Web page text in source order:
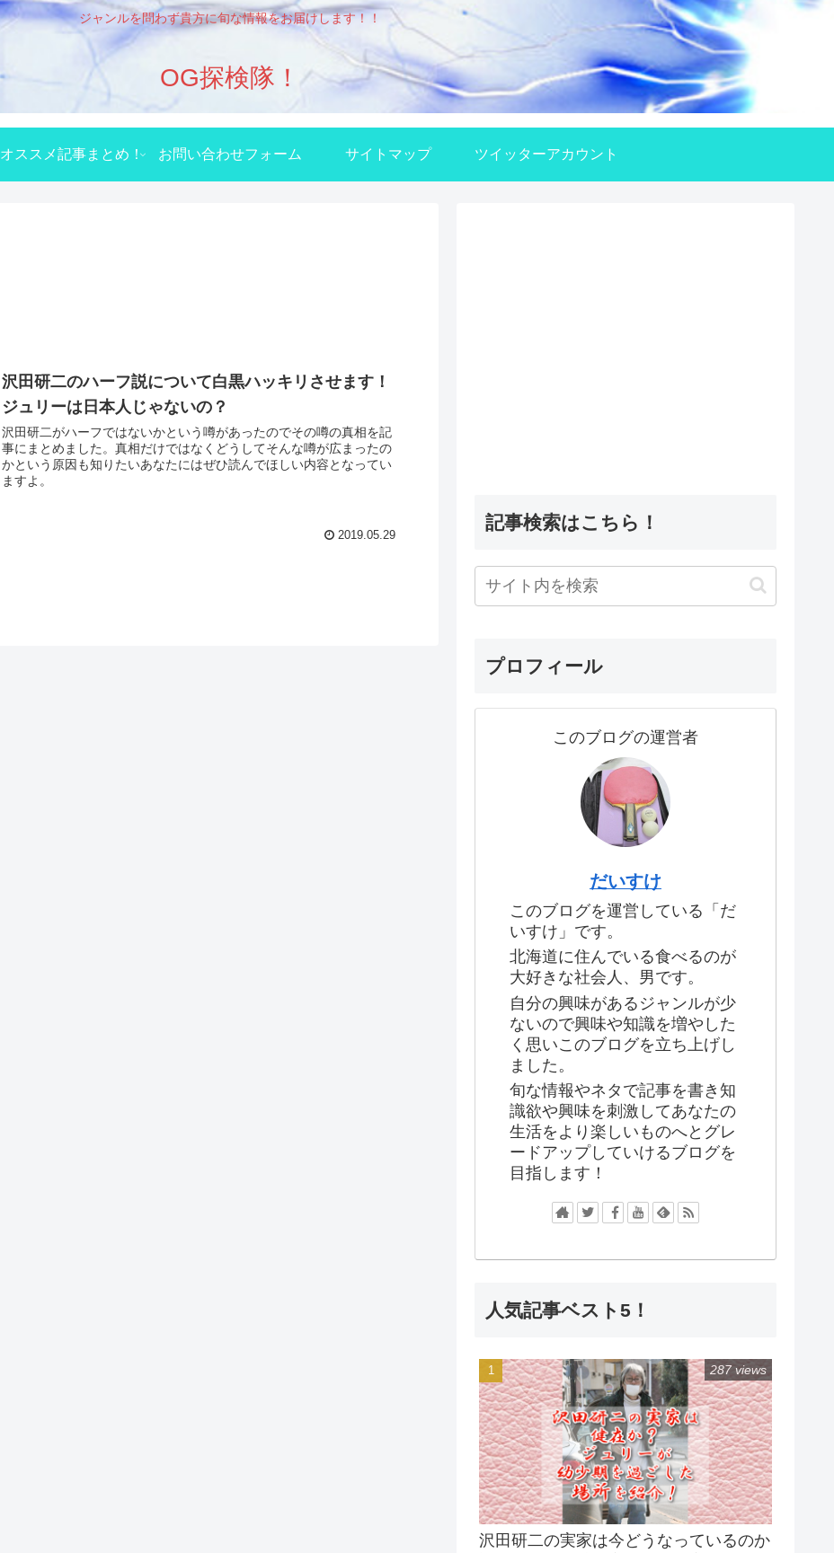
ジャンルを問わず貴方に旬な情報をお届けします！！
OG探検隊！
オススメ記事まとめ！ お問い合わせフォーム サイトマップ ツイッターアカウント
沢田研二のハーフ説について白黒ハッキリさせます！
ジュリーは日本人じゃないの？
沢田研二がハーフではないかという噂があったのでその噂の真相を記
事にまとめました。真相だけではなくどうしてそんな噂が広まったの
かという原因も知りたいあなたにはぜひ読んでほしい内容となってい
ますよ。
2019.05.29
記事検索はこちら！
プロフィール
このブログの運営者
だいすけ
このブログを運営している「だ
いすけ」です。
北海道に住んでいる食べるのが
大好きな社会人、男です。
自分の興味があるジャンルが少
ないので興味や知識を増やした
く思いこのブログを立ち上げし
ました。
旬な情報やネタで記事を書き知
識欲や興味を刺激してあなたの
生活をより楽しいものへとグレ
ードアップしていけるブログを
目指します！
人気記事ベスト5！
沢田研二の実家は今どうなっているのか
287 views